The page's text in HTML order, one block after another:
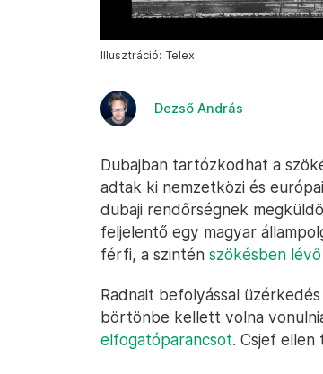
Illusztráció: Telex
Dezső András
Dubajban tartózkodhat a
adtak ki nemzetközi és
dubaji rendőrségnek
feljelentő egy magyar
férfi, a szintén szökésben
Radnait befolyással
börtönbe kellett volna
elfogatóparancsot. Csjef ellen